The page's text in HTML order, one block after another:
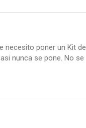
necesito poner un Kit de
nunca se pone. No se